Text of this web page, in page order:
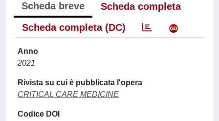
Scheda breve
Scheda completa
Scheda completa (DC)
Anno
2021
Rivista su cui è pubblicata l'opera
CRITICAL CARE MEDICINE
Codice DOI